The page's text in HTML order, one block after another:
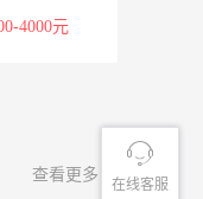
在线客服
4000元
查看更多